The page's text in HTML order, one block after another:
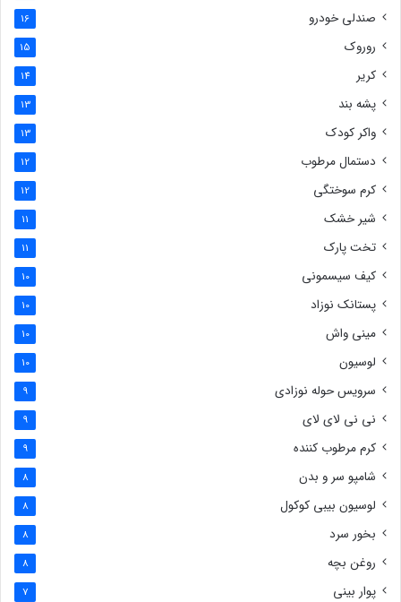
صندلی خودرو 16
روروک 15
کریر 14
پشه بند 13
واکر کودک 13
دستمال مرطوب 12
کرم سوختگی 12
شیر خشک 11
تخت پارک 11
کیف سیسمونی 10
پستانک نوزاد 10
مینی واش 10
لوسیون 10
سرویس حوله نوزادی 9
نی نی لای لای 9
کرم مرطوب کننده 9
شامپو سر و بدن 8
لوسیون بیبی کوکول 8
بخور سرد 8
روغن بچه 8
پوار بینی 7